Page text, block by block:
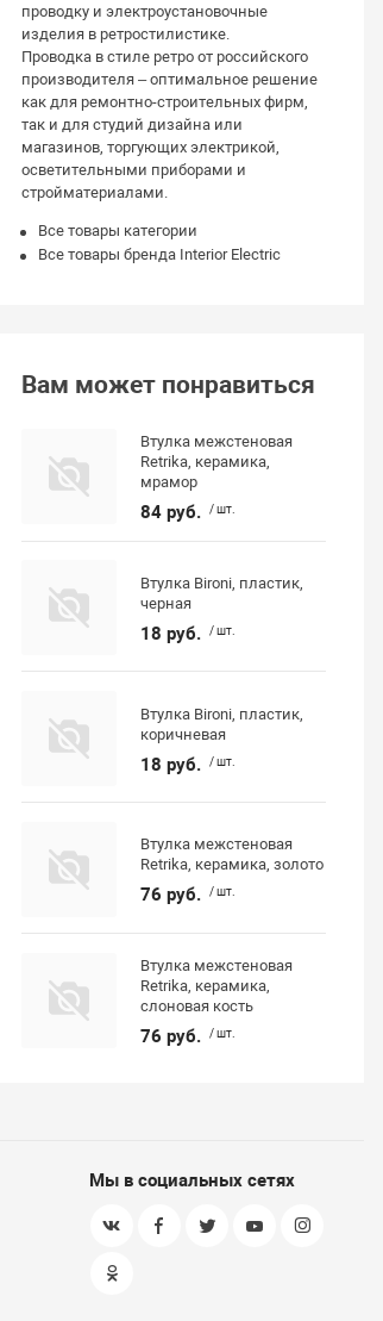
проводку и электроустановочные
изделия в ретростилистике.
Проводка в стиле ретро от российского
производителя – оптимальное решение
как для ремонтно-строительных фирм,
так и для студий дизайна или
магазинов, торгующих электрикой,
осветительными приборами и
стройматериалами.
Все товары категории
Все товары бренда Interior Electric
Вам может понравиться
Втулка межстеновая
Retrika, керамика,
мрамор
84 руб. / шт.
Втулка Bironi, пластик,
черная
18 руб. / шт.
Втулка Bironi, пластик,
коричневая
18 руб. / шт.
Втулка межстеновая
Retrika, керамика, золото
76 руб. / шт.
Втулка межстеновая
Retrika, керамика,
слоновая кость
76 руб. / шт.
Мы в социальных сетях